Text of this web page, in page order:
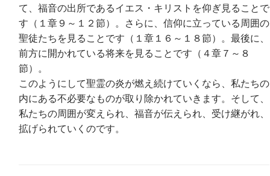
て、福音の出所であるイエス・キリストを仰ぎ見ることで
す（１章９～１２節）。さらに、信仰に立っている周囲の
聖徒たちを見ることです（１章１６～１８節）。最後に、
前方に開かれている将来を見ることです（４章７～８
節）。
このようにして聖霊の炎が燃え続けていくなら、私たちの
内にある不必要なものが取り除かれていきます。そして、
私たちの周囲が変えられ、福音が伝えられ、受け継がれ、
拡げられていくのです。